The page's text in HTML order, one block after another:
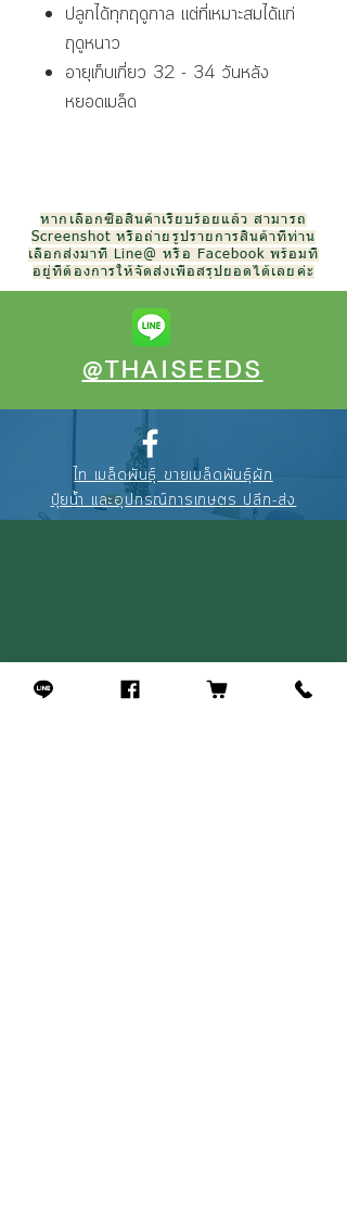
ปลูกได้ทุกฤดูกาล แต่ที่เหมาะสมได้แก่
ฤดูหนาว
อายุเก็บเกี่ยว 32 - 34 วันหลัง
หยอดเมล็ด
หากเลือกซื้อสินค้าเรียบร้อยแล้ว สามารถ
Screenshot หรือถ่ายรูปรายการสินค้าที่ท่าน
เลือกส่งมาที่ Line@ หรือ Facebook พร้อมที่
อยู่ที่ต้องการให้จัดส่งเพื่อสรุปยอดได้เลยค่ะ
@THAISEEDS
ไท เมล็ดพันธุ์ ขายเมล็ดพันธุ์ผัก
ปุ๋ยน้ำ และอุปกรณ์การเกษตร ปลีก-ส่ง
088-895-3327
(คุณณัฐ)